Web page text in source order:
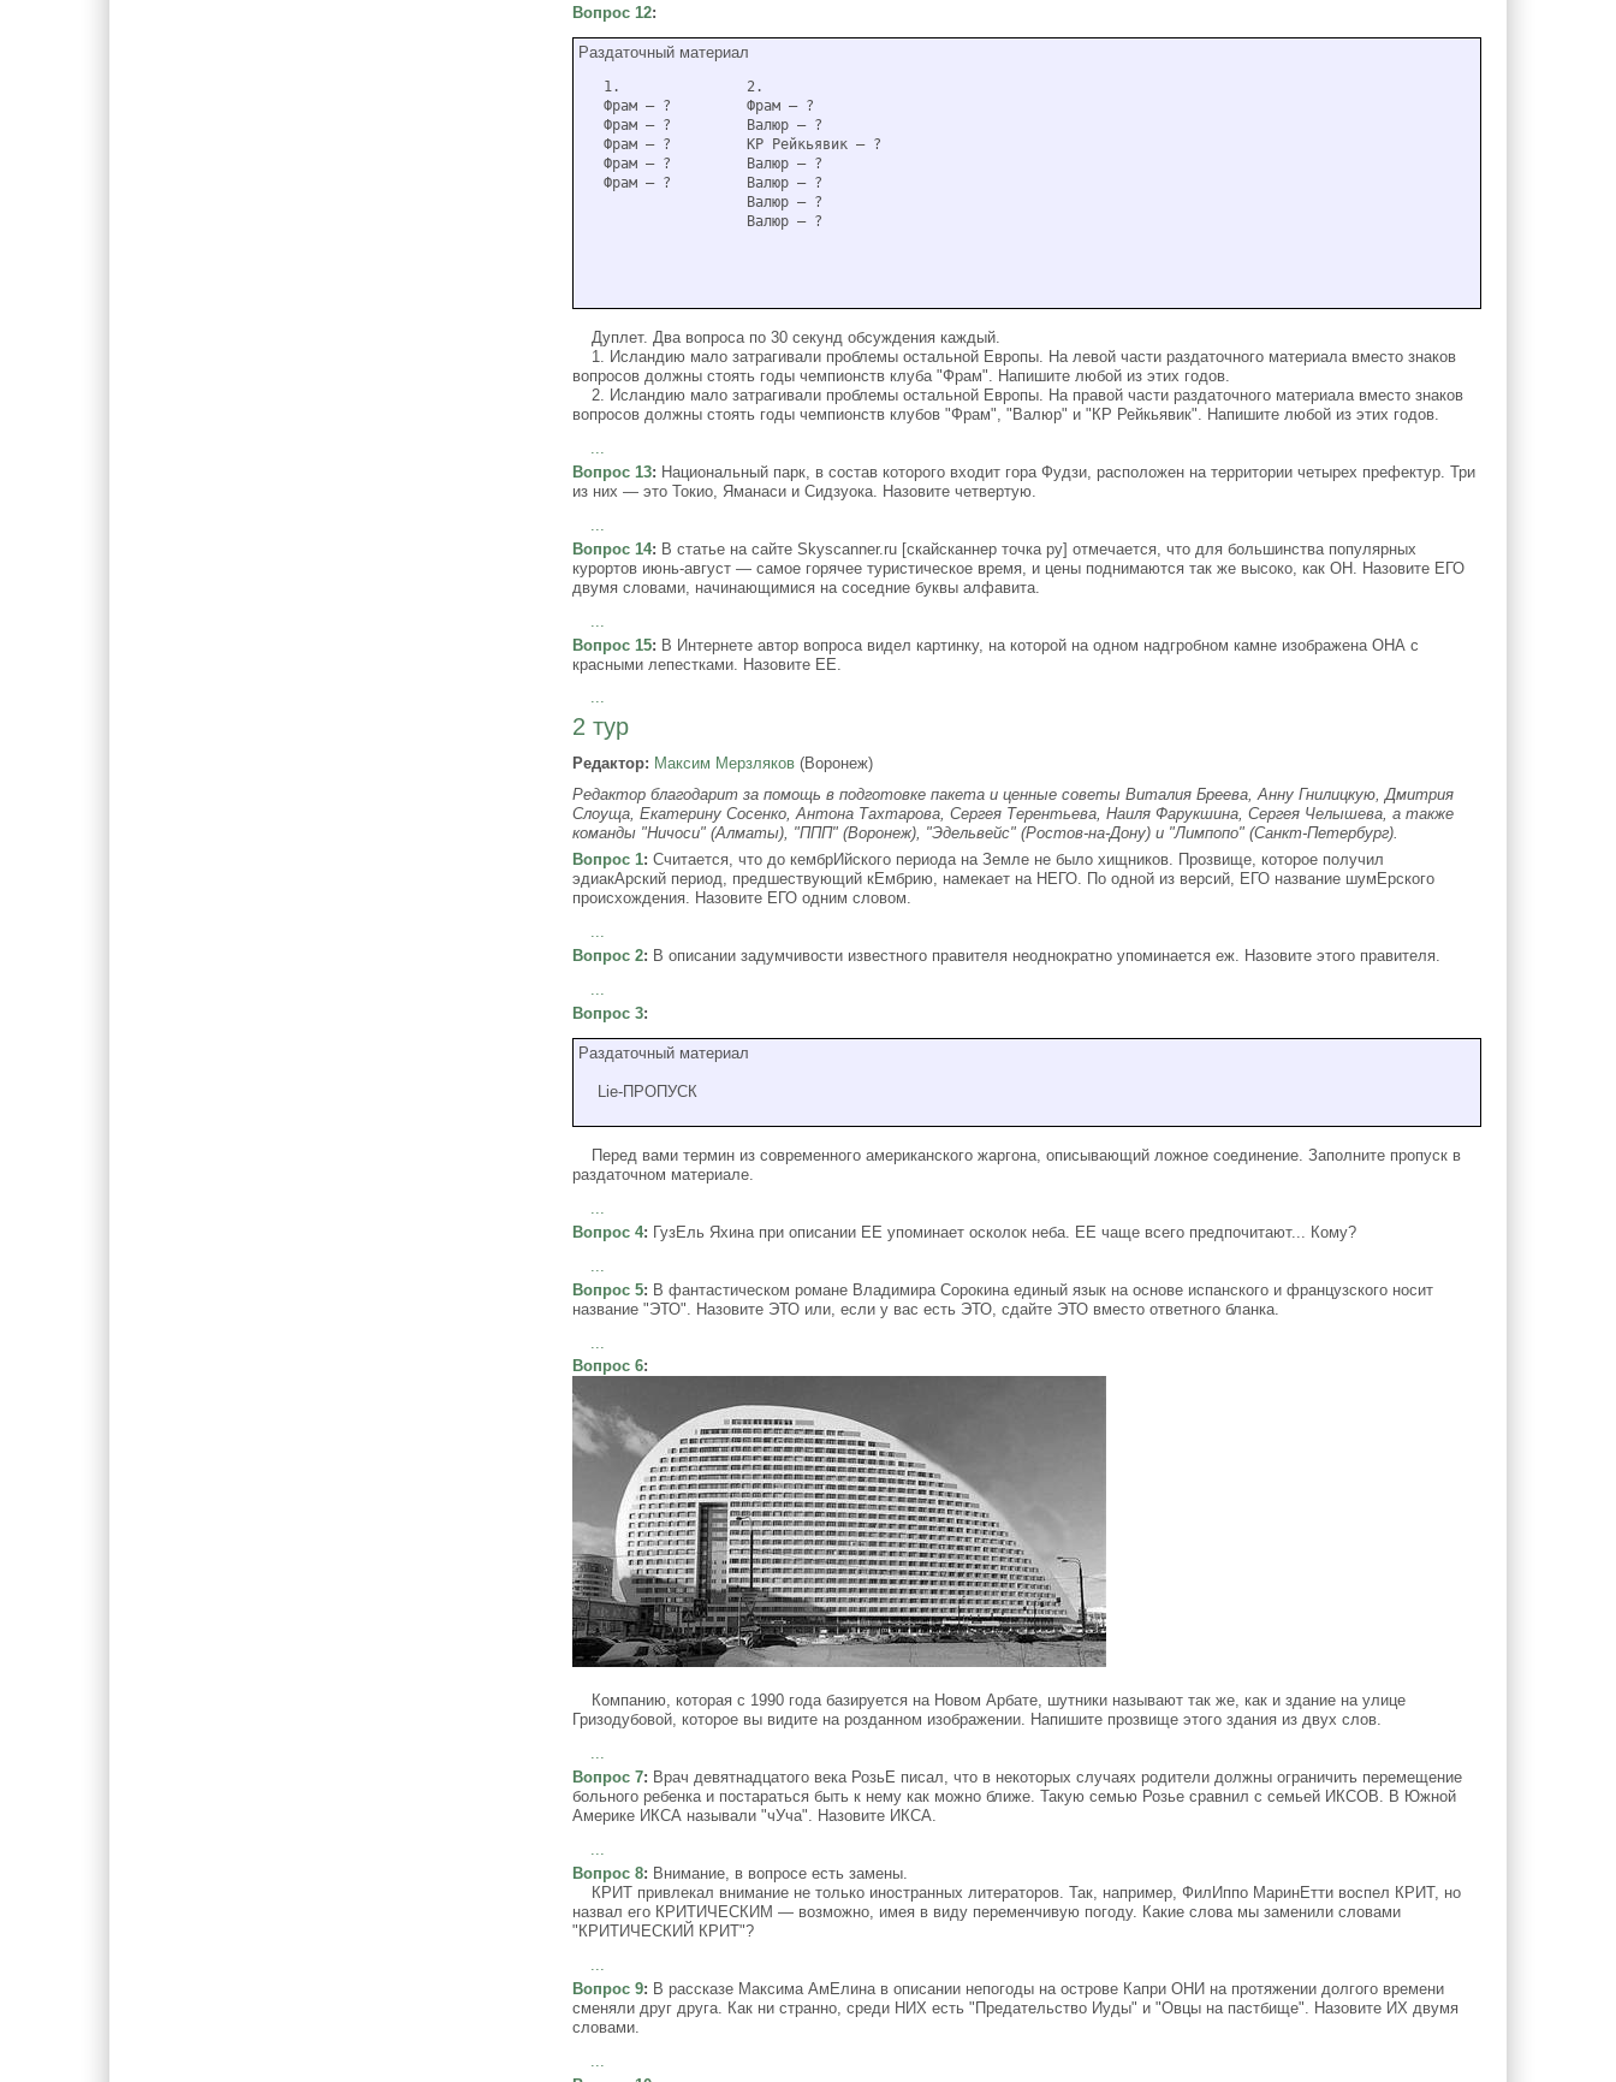
Вопрос 12:
Раздаточный материал
   1.               2.
   Фрам — ?         Фрам — ?
   Фрам — ?         Валюр — ?
   Фрам — ?         КР Рейкьявик — ?
   Фрам — ?         Валюр — ?
   Фрам — ?         Валюр — ?
                    Валюр — ?
Дуплет. Два вопроса по 30 секунд обсуждения каждый.
1. Исландию мало затрагивали проблемы остальной Европы. На левой части раздаточного материала вместо знаков
вопросов должны стоять годы чемпионств клуба "Фрам". Напишите любой из этих годов.
2. Исландию мало затрагивали проблемы остальной Европы. На правой части раздаточного материала вместо знаков
вопросов должны стоять годы чемпионств клубов "Фрам", "Валюр" и "КР Рейкьявик". Напишите любой из этих годов.
Вопрос 13: Национальный парк, в состав которого входит гора Фудзи, расположен на территории четырех префектур. Три
из них — это Токио, Яманаси и Сидзуока. Назовите четвертую.
Вопрос 14: В статье на сайте Skyscanner.ru [скайсканнер точка ру] отмечается, что для большинства популярных
курортов июнь-август — самое горячее туристическое время, и цены поднимаются так же высоко, как ОН. Назовите ЕГО
двумя словами, начинающимися на соседние буквы алфавита.
Вопрос 15: В Интернете автор вопроса видел картинку, на которой на одном надгробном камне изображена ОНА с
красными лепестками. Назовите ЕЕ.
...
2 тур
Редактор: Максим Мерзляков (Воронеж)
Редактор благодарит за помощь в подготовке пакета и ценные советы Виталия Бреева, Анну Гнилицкую, Дмитрия
Слоуща, Екатерину Сосенко, Антона Тахтарова, Сергея Терентьева, Наиля Фарукшина, Сергея Челышева, а также
команды "Ничоси" (Алматы), "ППП" (Воронеж), "Эдельвейс" (Ростов-на-Дону) и "Лимпопо" (Санкт-Петербург).
Вопрос 1: Считается, что до кембрИйского периода на Земле не было хищников. Прозвище, которое получил
эдиакАрский период, предшествующий кЕмбрию, намекает на НЕГО. По одной из версий, ЕГО название шумЕрского
происхождения. Назовите ЕГО одним словом.
...
Вопрос 2: В описании задумчивости известного правителя неоднократно упоминается еж. Назовите этого правителя.
...
Вопрос 3:
Раздаточный материал
Lie-ПРОПУСК
Перед вами термин из современного американского жаргона, описывающий ложное соединение. Заполните пропуск в
раздаточном материале.
Вопрос 4: ГузЕль Яхина при описании ЕЕ упоминает осколок неба. ЕЕ чаще всего предпочитают... Кому?
Вопрос 5: В фантастическом романе Владимира Сорокина единый язык на основе испанского и французского носит
название "ЭТО". Назовите ЭТО или, если у вас есть ЭТО, сдайте ЭТО вместо ответного бланка.
Вопрос 6:
Компанию, которая с 1990 года базируется на Новом Арбате, шутники называют так же, как и здание на улице
Гризодубовой, которое вы видите на розданном изображении. Напишите прозвище этого здания из двух слов.
...
Вопрос 7: Врач девятнадцатого века РозьЕ писал, что в некоторых случаях родители должны ограничить перемещение
больного ребенка и постараться быть к нему как можно ближе. Такую семью Розье сравнил с семьей ИКСОВ. В Южной
Америке ИКСА называли "чУча". Назовите ИКСА.
...
Вопрос 8: Внимание, в вопросе есть замены.
КРИТ привлекал внимание не только иностранных литераторов. Так, например, ФилИппо МаринЕтти воспел КРИТ, но
назвал его КРИТИЧЕСКИМ — возможно, имея в виду переменчивую погоду. Какие слова мы заменили словами
"КРИТИЧЕСКИЙ КРИТ"?
...
Вопрос 9: В рассказе Максима АмЕлина в описании непогоды на острове Капри ОНИ на протяжении долгого времени
сменяли друг друга. Как ни странно, среди НИХ есть "Предательство Иуды" и "Овцы на пастбище". Назовите ИХ двумя
словами.